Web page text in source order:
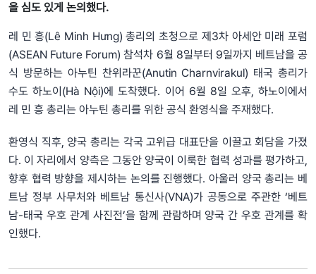
을 심도 있게 논의했다.
레 민 흥(Lê Minh Hưng) 총리의 초청으로 제3차 아세안 미래 포럼
(ASEAN Future Forum) 참석차 6월 8일부터 9일까지 베트남을 공
식 방문하는 아누틴 찬위라꾼(Anutin Charnvirakul) 태국 총리가
수도 하노이(Hà Nội)에 도착했다. 이어 6월 8일 오후, 하노이에서
레 민 흥 총리는 아누틴 총리를 위한 공식 환영식을 주재했다.
환영식 직후, 양국 총리는 각국 고위급 대표단을 이끌고 회담을 가졌
다. 이 자리에서 양측은 그동안 양국이 이룩한 협력 성과를 평가하고,
향후 협력 방향을 제시하는 논의를 진행했다. 아울러 양국 총리는 베
트남 정부 사무처와 베트남 통신사(VNA)가 공동으로 주관한 ‘베트
남-태국 우호 관계 사진전’을 함께 관람하며 양국 간 우호 관계를 확
인했다.